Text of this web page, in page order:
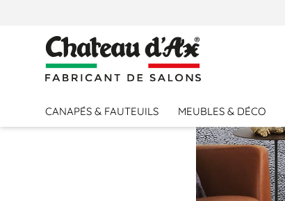
CANAPÉS & FAUTEUILS MEUBLES & DÉCO
PERSONNALISER VOTRE CANAPÉ
MODÈLE